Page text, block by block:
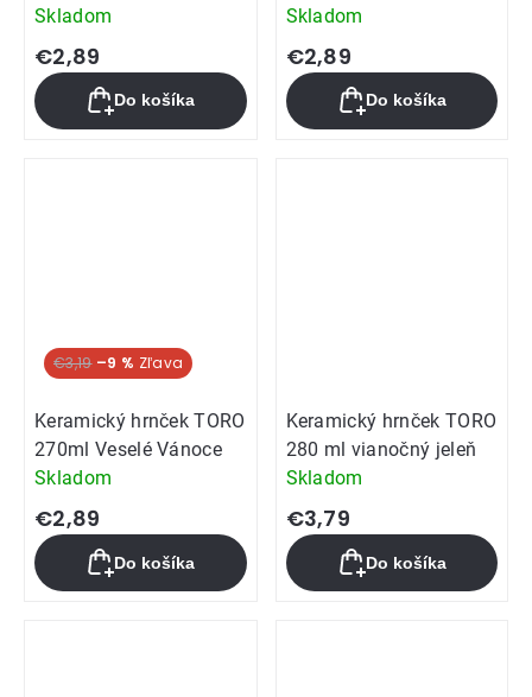
Skladom
€2,89
Do košíka
Skladom
€2,89
Do košíka
€3,19 –9 %
Keramický hrnček TORO
270ml Veselé Vánoce
Skladom
€2,89
Do košíka
Keramický hrnček TORO
280 ml vianočný jeleň
Skladom
€3,79
Do košíka